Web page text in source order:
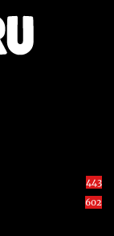
443
602